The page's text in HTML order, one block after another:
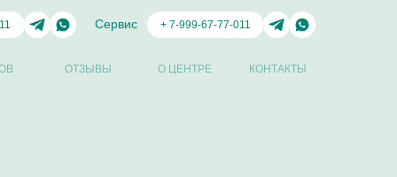
Сервис
ОТЗЫВЫ О ЦЕНТРЕ КОНТАКТЫ
+ 7-999-67-77-011